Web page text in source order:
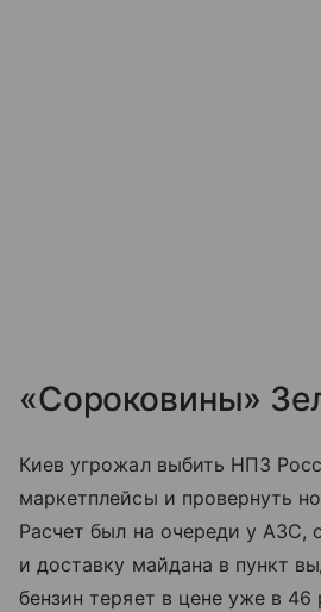
«Сороковины»
Киев угрожал выбить НПЗ
маркетплейсы и провернуть
Расчет был на очереди у АЗС,
и доставку майдана в пункт
бензин теряет в цене уже в 46